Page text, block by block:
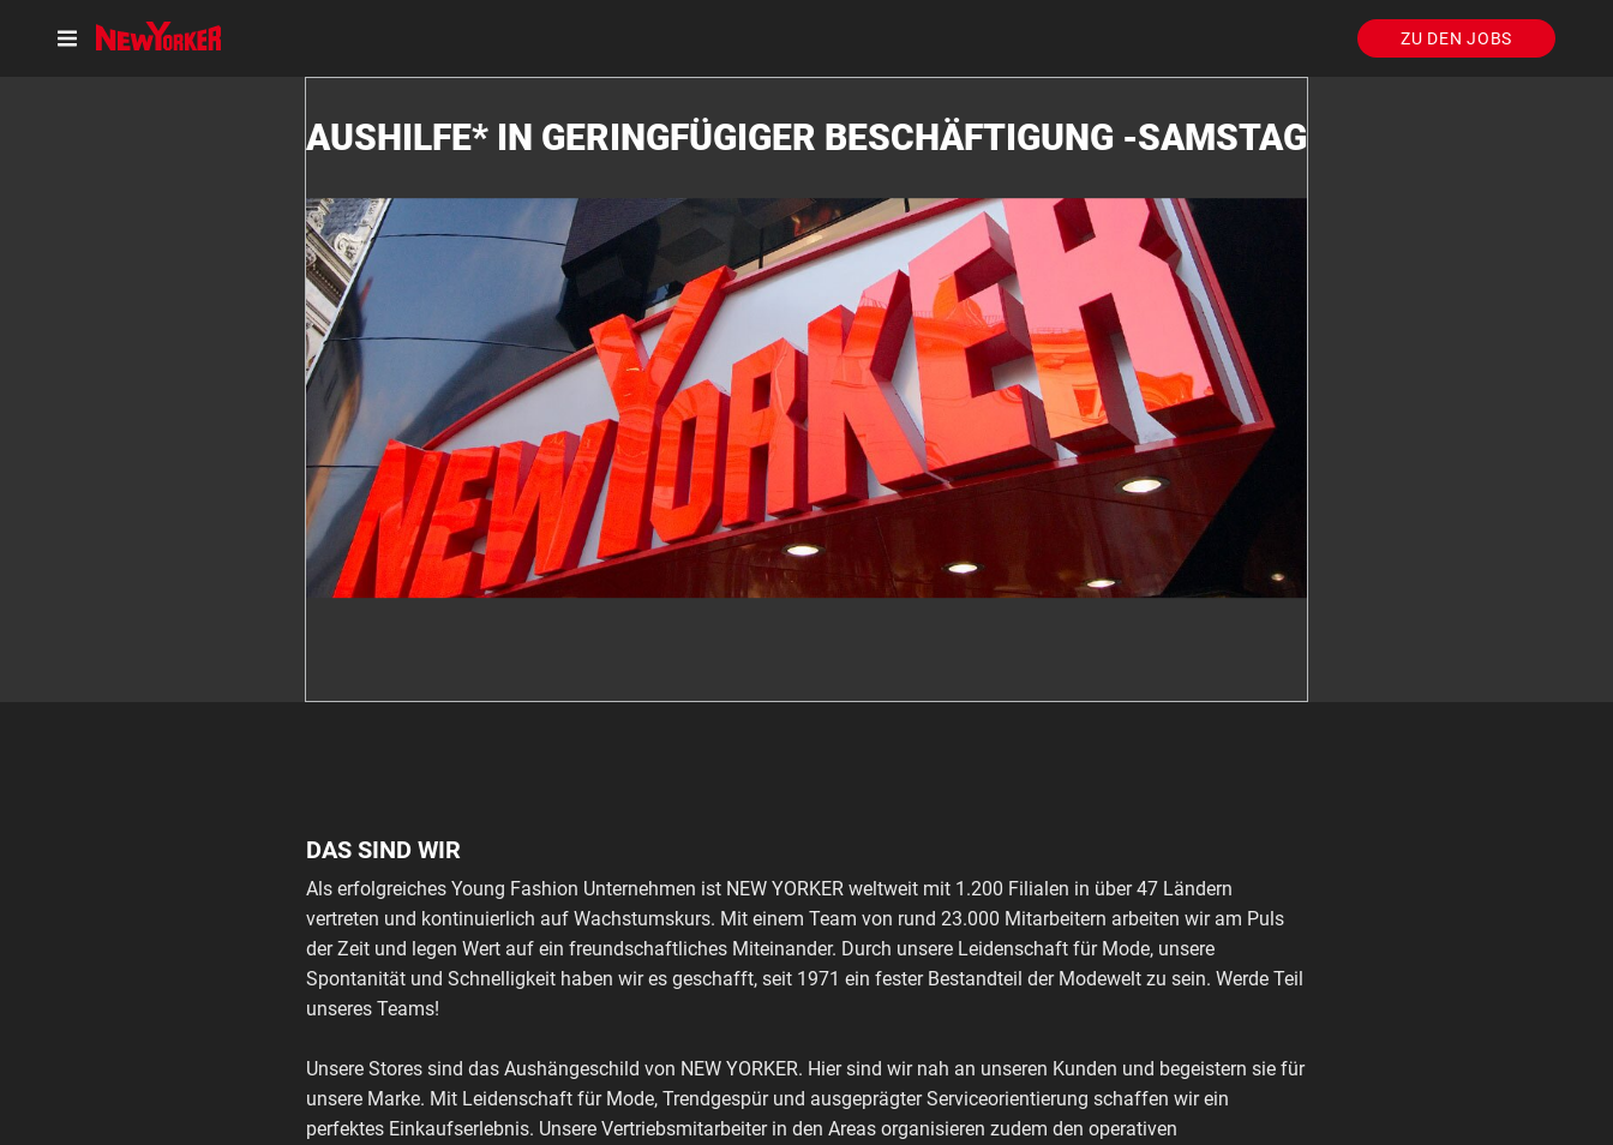
ZU DEN JOBS
AUSHILFE* IN GERINGFÜGIGER BESCHÄFTIGUNG -SAMSTAG
DAS SIND WIR
Als erfolgreiches Young Fashion Unternehmen ist NEW YORKER weltweit mit 1.200 Filialen in über 47 Ländern
vertreten und kontinuierlich auf Wachstumskurs. Mit einem Team von rund 23.000 Mitarbeitern arbeiten wir am Puls
der Zeit und legen Wert auf ein freundschaftliches Miteinander. Durch unsere Leidenschaft für Mode, unsere
Spontanität und Schnelligkeit haben wir es geschafft, seit 1971 ein fester Bestandteil der Modewelt zu sein. Werde Teil
unseres Teams!
Unsere Stores sind das Aushängeschild von NEW YORKER. Hier sind wir nah an unseren Kunden und begeistern sie für
unsere Marke. Mit Leidenschaft für Mode, Trendgespür und ausgeprägter Serviceorientierung schaffen wir ein
perfektes Einkaufserlebnis. Unsere Vertriebsmitarbeiter in den Areas organisieren zudem den operativen